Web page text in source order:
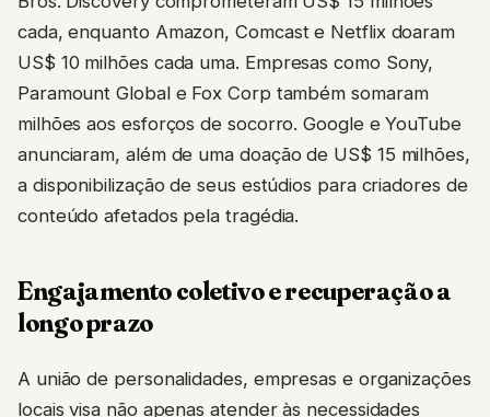
cada, enquanto Amazon, Comcast e Netflix doaram
US$ 10 milhões cada uma. Empresas como Sony,
Paramount Global e Fox Corp também somaram
milhões aos esforços de socorro. Google e YouTube
anunciaram, além de uma doação de US$ 15 milhões,
a disponibilização de seus estúdios para criadores de
conteúdo afetados pela tragédia.
Engajamento coletivo e recuperação a
longo prazo
A união de personalidades, empresas e organizações
locais visa não apenas atender às necessidades